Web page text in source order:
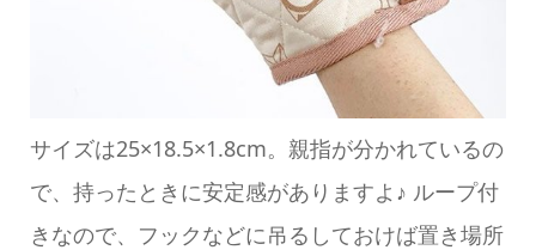
サイズは25×18.5×1.8cm。親指が分かれているの
で、持ったときに安定感がありますよ♪ ループ付
きなので、フックなどに吊るしておけば置き場所